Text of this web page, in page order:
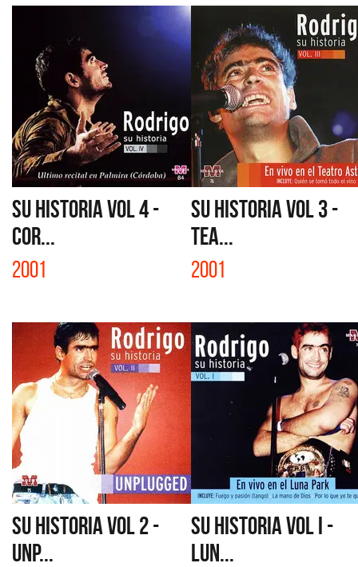
SU HISTORIA VOL 4 -
COR...
2001
SU HISTORIA VOL 3 -
TEA...
2001
SU HISTORIA VOL 2 -
UNP...
SU HISTORIA VOL I -
LUN...